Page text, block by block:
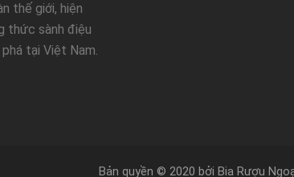
thế giới, hiện
thức sành điệu
tại Việt Nam.
Bản quyền © 2020 bởi Bia Rượu